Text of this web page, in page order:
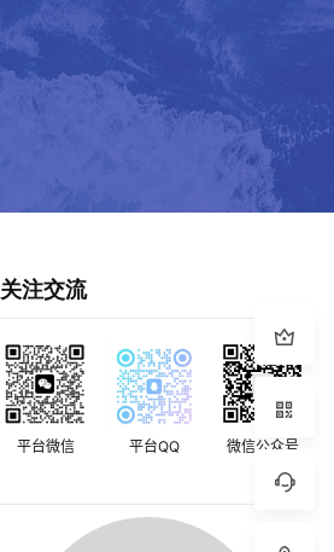
关注交流
平台微信 平台QQ 微信公众号